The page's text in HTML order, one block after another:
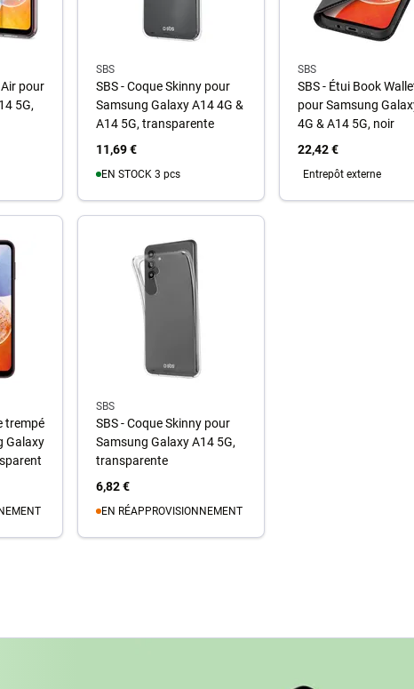
pour
5G,
SBS
SBS - Coque Skinny pour
Samsung Galaxy A14 4G &
A14 5G, transparente
11,69 €
EN STOCK 3 pcs
SBS
SBS - Étui Book
pour Samsung
4G & A14 5G, noir
22,42 €
Entrepôt externe
trempé
Galaxy
SBS
SBS - Coque Skinny pour
Samsung Galaxy A14 5G,
transparente
6,82 €
EN RÉAPPROVISIONNEMENT